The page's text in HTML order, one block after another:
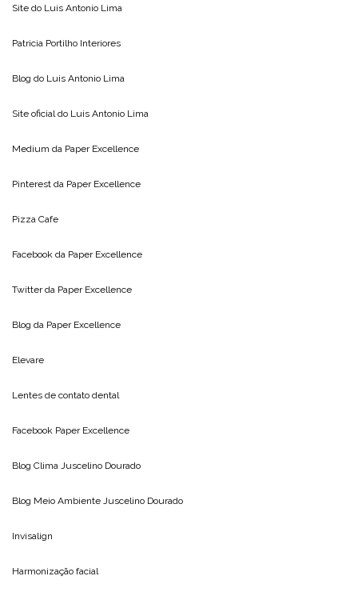
Site do Luis Antonio Lima
Patricia Portilho Interiores
Blog do Luis Antonio Lima
Site oficial do Luis Antonio Lima
Medium da Paper Excellence
Pinterest da Paper Excellence
Pizza Cafe
Facebook da Paper Excellence
Twitter da Paper Excellence
Blog da Paper Excellence
Elevare
Lentes de contato dental
Facebook Paper Excellence
Blog Clima Juscelino Dourado
Blog Meio Ambiente Juscelino Dourado
Invisalign
Harmonização facial